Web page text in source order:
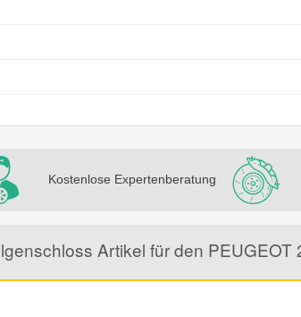
Kostenlose Expertenberatung
Artikel für den PEUGEOT